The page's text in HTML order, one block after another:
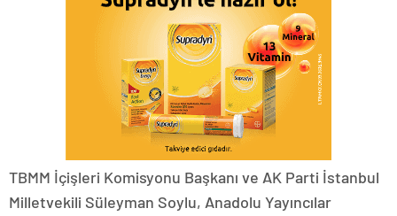
TBMM İçişleri Komisyonu Başkanı ve AK Parti İstanbul
Milletvekili Süleyman Soylu, Anadolu Yayıncılar